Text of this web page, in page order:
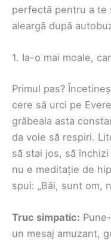
perfectă pentru a te
aleargă după
1. Ia-o mai moale,
Primul pas?
cere să urci pe
grăbeala asta
da voie să respiri.
să stai jos, să
nu e meditație de
spui: „Băi, sunt om,
Truc simpatic:
un mesaj amuzant,